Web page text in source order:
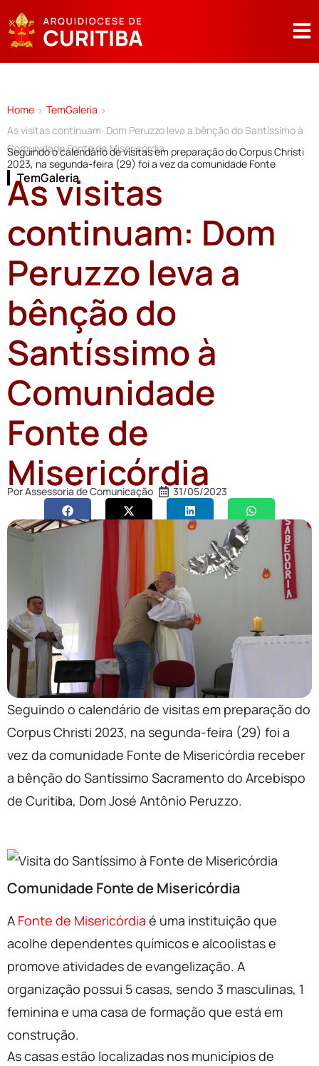
Home > TemGaleria >
As visitas continuam: Dom Peruzzo leva a bênção do Santíssimo à
Comunidade Fonte de Misericórdia
Seguindo o calendário de visitas em preparação do Corpus Christi
2023, na segunda-feira (29) foi a vez da comunidade Fonte
TemGaleria
As visitas
continuam: Dom
Peruzzo leva a
bênção do
Santíssimo à
Comunidade
Fonte de
Misericórdia
PorAssessoria de Comunicação 31/05/2023
Seguindo o calendário de visitas em preparação do
Corpus Christi 2023, na segunda-feira (29) foi a
vez da comunidade Fonte de Misericórdia receber
a bênção do Santíssimo Sacramento do Arcebispo
de Curitiba, Dom José Antônio Peruzzo.
Comunidade Fonte de Misericórdia
A Fonte de Misericórdia é uma instituição que
acolhe dependentes químicos e alcoolistas e
promove atividades de evangelização. A
organização possui 5 casas, sendo 3 masculinas, 1
feminina e uma casa de formação que está em
construção.
As casas estão localizadas nos municípios de